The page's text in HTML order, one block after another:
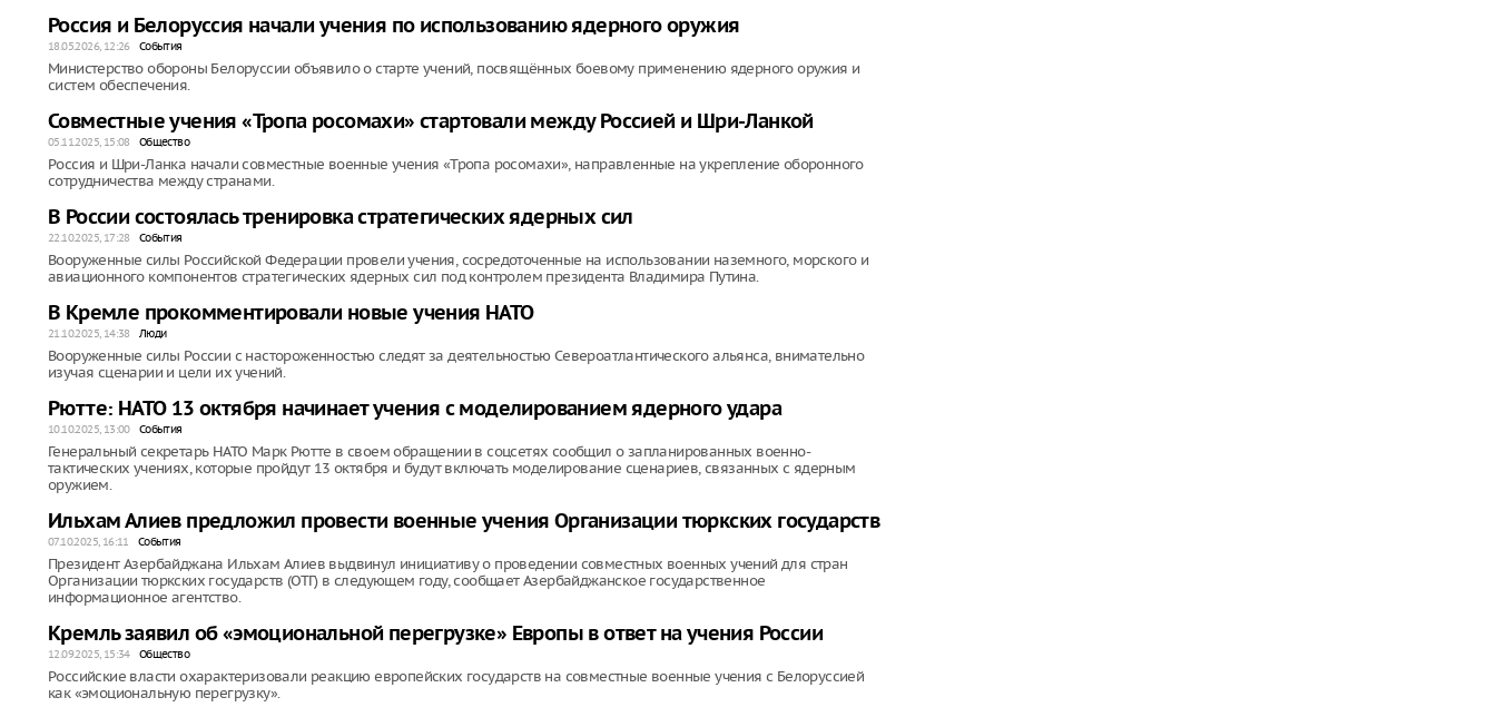
Россия и Белоруссия начали учения по использованию ядерного оружия
18.05.2026, 12:26 События
Министерство обороны Белоруссии объявило о старте учений, посвящённых боевому применению ядерного оружия и
систем обеспечения.
Совместные учения «Тропа росомахи» стартовали между Россией и Шри-Ланкой
05.11.2025, 15:08 Общество
Россия и Шри-Ланка начали совместные военные учения «Тропа росомахи», направленные на укрепление оборонного
сотрудничества между странами.
В России состоялась тренировка стратегических ядерных сил
22.10.2025, 17:28 События
Вооруженные силы Российской Федерации провели учения, сосредоточенные на использовании наземного, морского и
авиационного компонентов стратегических ядерных сил под контролем президента Владимира Путина.
В Кремле прокомментировали новые учения НАТО
21.10.2025, 14:38 Люди
Вооруженные силы России с настороженностью следят за деятельностью Североатлантического альянса, внимательно
изучая сценарии и цели их учений.
Рютте: НАТО 13 октября начинает учения с моделированием ядерного удара
10.10.2025, 13:00 События
Генеральный секретарь НАТО Марк Рютте в своем обращении в соцсетях сообщил о запланированных военно-
тактических учениях, которые пройдут 13 октября и будут включать моделирование сценариев, связанных с ядерным
оружием.
Ильхам Алиев предложил провести военные учения Организации тюркских государств
07.10.2025, 16:11 События
Президент Азербайджана Ильхам Алиев выдвинул инициативу о проведении совместных военных учений для стран
Организации тюркских государств (ОТГ) в следующем году, сообщает Азербайджанское государственное
информационное агентство.
Кремль заявил об «эмоциональной перегрузке» Европы в ответ на учения России
12.09.2025, 15:34 Общество
Российские власти охарактеризовали реакцию европейских государств на совместные военные учения с Белоруссией
как «эмоциональную перегрузку».